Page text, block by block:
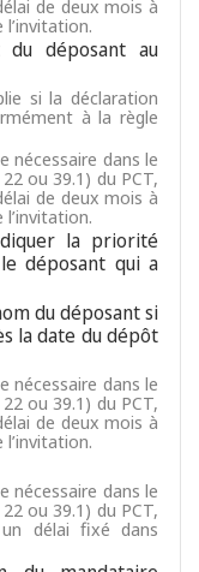
de deux mois à
du déposant au
si la déclaration
à la règle
nécessaire dans le
ou 39.1) du PCT,
de deux mois à
la priorité
déposant qui a
du déposant si
la date du dépôt
nécessaire dans le
ou 39.1) du PCT,
de deux mois à
nécessaire dans le
ou 39.1) du PCT,
délai fixé dans